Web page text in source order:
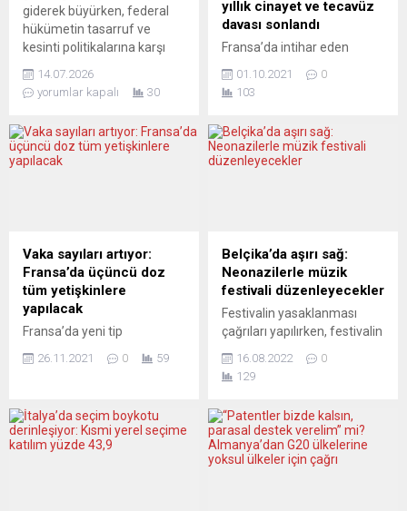
giderek büyürken, federal
hükümetin tasarruf ve
kesinti politikalarına karşı
Sağlıktan emekliliğe,
kreşlerden kültür
kesintilerin toplumun en
kırılgan kesimlerini hedef
katılımlı bir miting ve
yürüyüş...
14.07.2026
yorumlar kapalı
30
yıllık cinayet ve tecavüz
davası sonlandı
Fransa’da intihar eden
Verove’nin 35 yıldır cinayet
ve tecavüzden aranan kişi
basınında çıkan haberlere
göre, Paris Savcılığı
etti. 1986-1994 arasında 11
ve 14 yaşlarında 2 kız
çocuğu olmak üzere 4
01.10.2021
0
103
Vaka sayıları artıyor:
Fransa’da üçüncü doz
tüm yetişkinlere
yapılacak
Fransa’da yeni tip
sayılarındaki artışın ardından
itibaren uygulanacağı
bildirildi. Fransa Sağlık
26.11.2021 0 59
Belçika’da aşırı sağ:
Neonazilerle müzik
festivali düzenleyecekler
Festivalin yasaklanması
çağrıları yapılırken, festivalin
kentinin yetkilileri istihbarat
birimleriyle teması
Flaman aşırı sağ gruplar,
bazı Avrupa ülkelerinden
neonazi örgütlerle bağlantılı
16.08.2022
0
129